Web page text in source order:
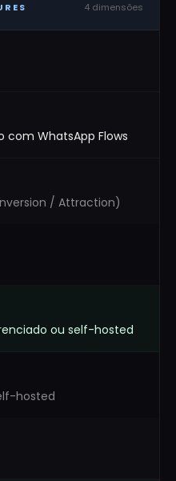
4 dimensões
com WhatsApp Flows
/ Attraction)
ou self-hosted
hosted